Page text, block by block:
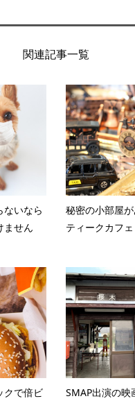
関連記事一覧
ないなら
ません
秘密の小部屋
ティークカフェ
クで倍ビ
SMAP出演の映